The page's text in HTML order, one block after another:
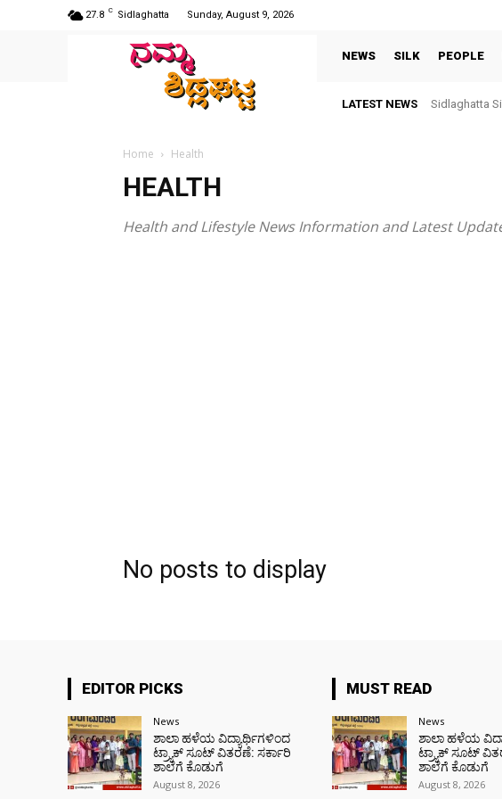
27.8 C Sidlaghatta Sunday, August 9, 2026
NEWS SILK PEOPLE
LATEST NEWS Sidlaghatta
Home Health
HEALTH
Health and Lifestyle News Information and Latest
No posts to display
EDITOR PICKS
News
ಶಾಲಾ ಹಳೆಯ ವಿದ್ಯಾರ್ಥಿಗಳಿಂದ
ಟ್ರ್ಯಾಕ್‌ ಸೂಟ್ ವಿತರಣೆ: ಸರ್ಕಾರಿ
ಶಾಲೆಗೆ ಕೊಡುಗೆ
August 8, 2026
MUST READ
News
ಶಾಲಾ ಹಳೆಯ
ಟ್ರ್ಯಾಕ್‌ ಸೂಟ್
ಶಾಲೆಗೆ ಕೊಡುಗೆ
August 8, 2026